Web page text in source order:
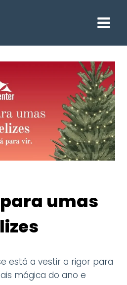
umas
está a vestir a rigor para
mágica do ano e